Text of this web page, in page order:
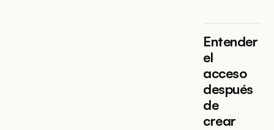
Entender
el
acceso
después
de
crear